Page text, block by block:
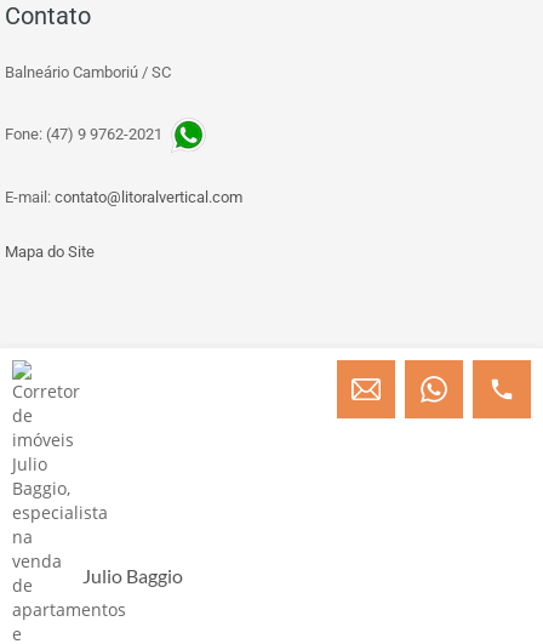
Contato
Balneário Camboriú / SC
Fone: (47) 9 9762-2021
E-mail: contato@litoralvertical.com
Mapa do Site
© Copyright 2013 » 2026 Engenheiro Julio C. Baggio - Corretor de Imóveis
Julio Baggio